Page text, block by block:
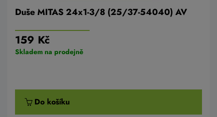
Duše MITAS 24x1-3/8 (25/37-54040) AV
159 Kč
Skladem na prodejně
Do košíku